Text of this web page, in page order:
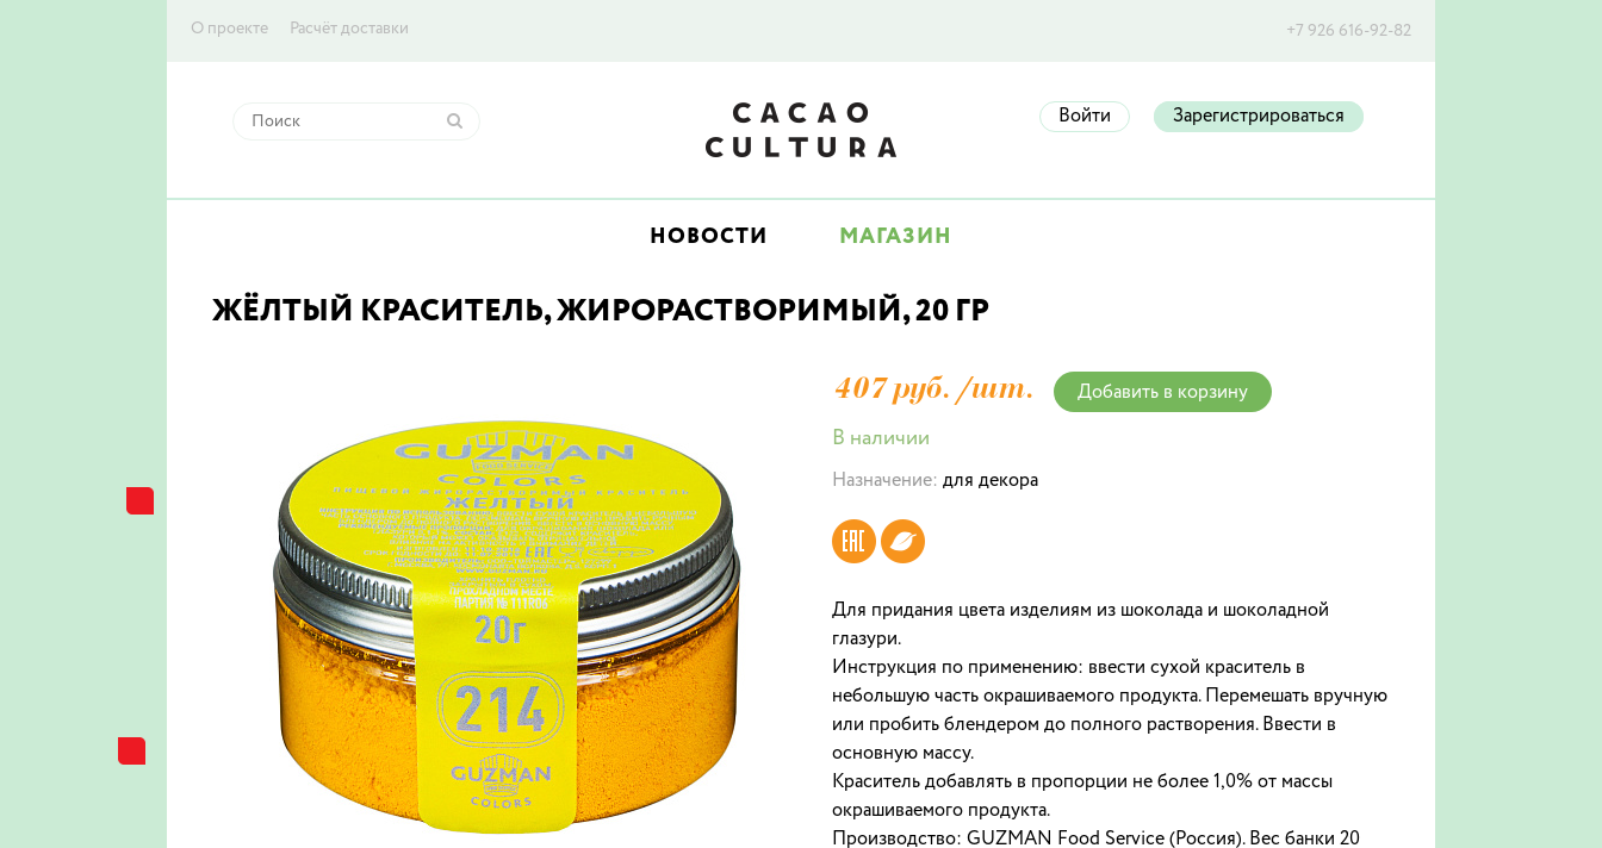
+7 926 616-92-82
О проекте Расчёт доставки
Войти Зарегистрироваться
НОВОСТИ МАГАЗИН
ЖЁЛТЫЙ КРАСИТЕЛЬ, ЖИРОРАСТВОРИМЫЙ, 20 ГР
407 руб./шт. Добавить в корзину
В наличии
Назначение: для декора
Для придания цвета изделиям из шоколада и шоколадной
глазури.
Инструкция по применению: ввести сухой краситель в
небольшую часть окрашиваемого продукта. Перемешать вручную
или пробить блендером до полного растворения. Ввести в
основную массу.
Краситель добавлять в пропорции не более 1,0% от массы
окрашиваемого продукта.
Производство: GUZMAN Food Service (Россия). Вес банки 20